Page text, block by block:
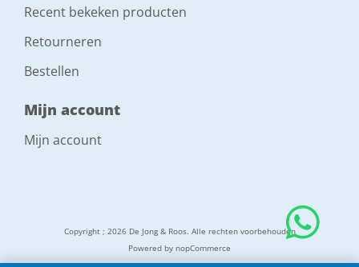
Recent bekeken producten
Retourneren
Bestellen
Mijn account
Mijn account
Copyright ; 2026 De Jong & Roos. Alle rechten voorbehouden
Powered by nopCommerce